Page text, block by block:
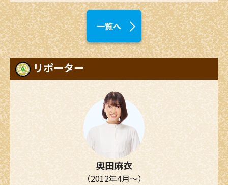
一覧へ
リポーター
奥田麻衣
（2012年4月～）